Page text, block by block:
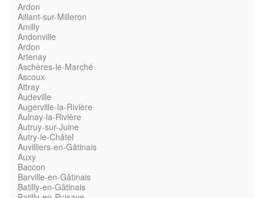
Ardon
Aillant-sur-Milleron
Amilly
Andonville
Ardon
Artenay
Aschères-le-Marché
Ascoux
Attray
Audeville
Augerville-la-Rivière
Aulnay-la-Rivière
Autruy-sur-Juine
Autry-le-Châtel
Auvilliers-en-Gâtinais
Auxy
Baccon
Barville-en-Gâtinais
Batilly-en-Gâtinais